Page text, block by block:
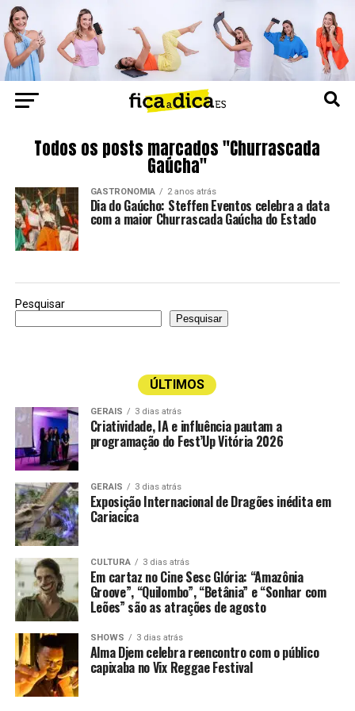
Todos os posts marcados "Churrascada
Gaúcha"
GASTRONOMIA 2 anos atrás
Dia do Gaúcho: Steffen Eventos celebra a data
com a maior Churrascada Gaúcha do Estado
Pesquisar
Pesquisar
ÚLTIMOS
GERAIS 3 dias atrás
Criatividade, IA e influência pautam a
programação do Fest’Up Vitória 2026
GERAIS 3 dias atrás
Exposição Internacional de Dragões inédita em
Cariacica
CULTURA 3 dias atrás
Em cartaz no Cine Sesc Glória: “Amazônia
Groove”, “Quilombo”, “Betânia” e “Sonhar com
Leões” são as atrações de agosto
SHOWS 3 dias atrás
Alma Djem celebra reencontro com o público
capixaba no Vix Reggae Festival